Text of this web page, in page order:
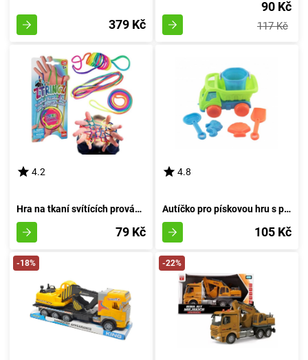
379 Kč
90 Kč
117 Kč
4.2
Hra na tkaní svítících provázků v oblouku
79 Kč
4.8
Autíčko pro pískovou hru s příslušenstvím 16 cm
105 Kč
-18% -22%